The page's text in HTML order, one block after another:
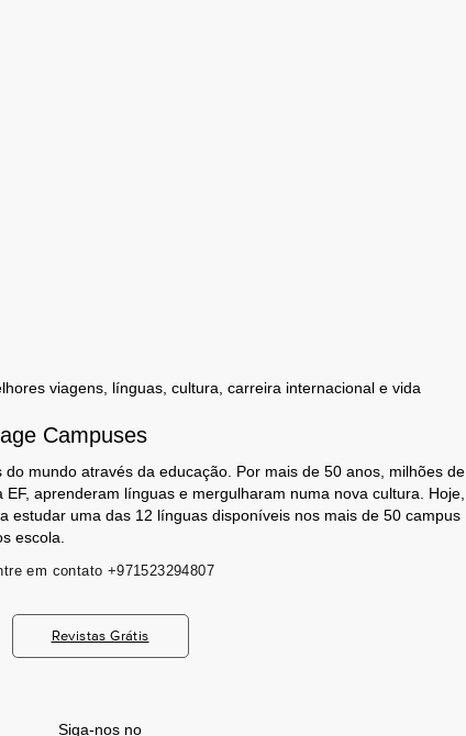
viagens, línguas, cultura, carreira internacional e vida
Campuses
mundo através da educação. Por mais de 50 anos, milhões de
aprenderam línguas e mergulharam numa nova cultura. Hoje,
estudar uma das 12 línguas disponíveis nos mais de 50 campus
escola.
em contato +971523294807
Revistas Grátis
Siga-nos no